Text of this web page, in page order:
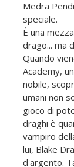
Medra
speciale.
È una
drago... ma
Quando
Academy,
nobile,
umani non
gioco di
draghi è
vampiro
lui, Blake
d'argento.